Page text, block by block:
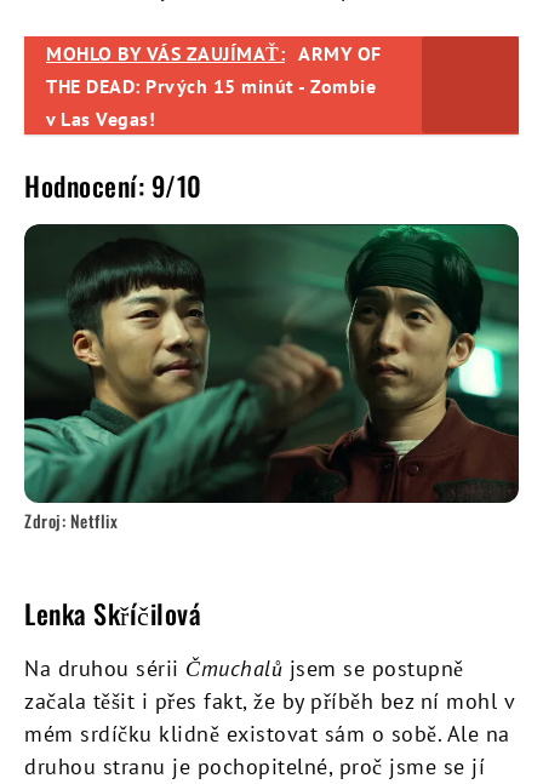
MOHLO BY VÁS ZAUJÍMAŤ: ARMY OF
THE DEAD: Prvých 15 minút - Zombie
v Las Vegas!
Hodnocení: 9/10
Zdroj: Netflix
Lenka Skříčilová
Na druhou sérii Čmuchalů jsem se postupně
začala těšit i přes fakt, že by příběh bez ní mohl v
mém srdíčku klidně existovat sám o sobě. Ale na
druhou stranu je pochopitelné, proč jsme se jí